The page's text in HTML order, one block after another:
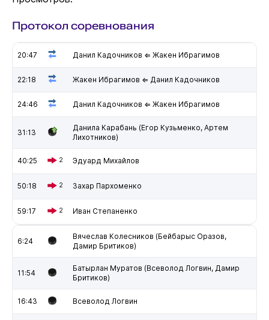
Протокол соревнования
20:47 Данил Кадочников ⇐ Жакен Ибрагимов
22:18 Жакен Ибрагимов ⇐ Данил Кадочников
24:46 Данил Кадочников ⇐ Жакен Ибрагимов
31:13
Данила Карабань (Егор Кузьменко, Артем
Лихотников)
40:25 2 Эдуард Михайлов
50:18 2 Захар Пархоменко
59:17 2 Иван Степаненко
6:24
Вячеслав Колесников (Бейбарыс Оразов,
Дамир Бритиков)
11:54
Батырлан Муратов (Всеволод Логвин, Дамир
Бритиков)
16:43 Всеволод Логвин